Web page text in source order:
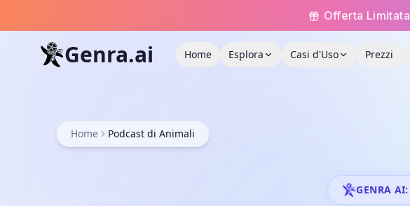
Offerta
Genra.ai Home Esplora Casi d'Uso Prezzi
Home Podcast di Animali
GENRA